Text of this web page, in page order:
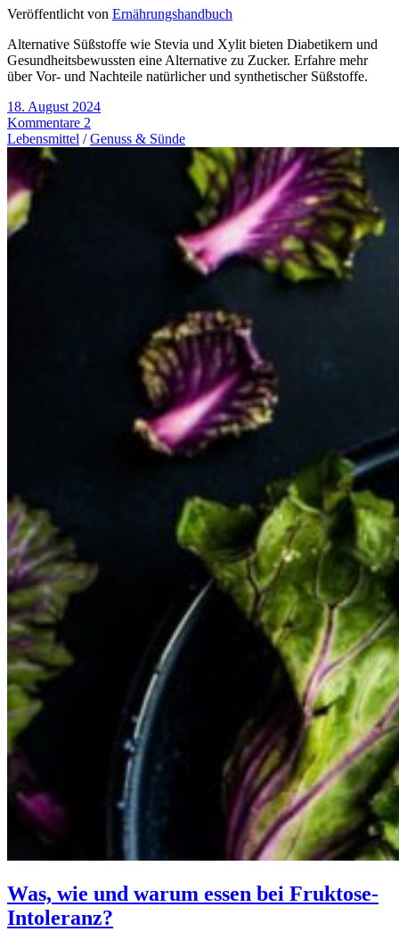
Veröffentlicht von Ernährungshandbuch
Alternative Süßstoffe wie Stevia und Xylit bieten Diabetikern und
Gesundheitsbewussten eine Alternative zu Zucker. Erfahre mehr
über Vor- und Nachteile natürlicher und synthetischer Süßstoffe.
18. August 2024
Kommentare 2
Lebensmittel /Genuss & Sünde
Was, wie und warum essen bei Fruktose-
Intoleranz?